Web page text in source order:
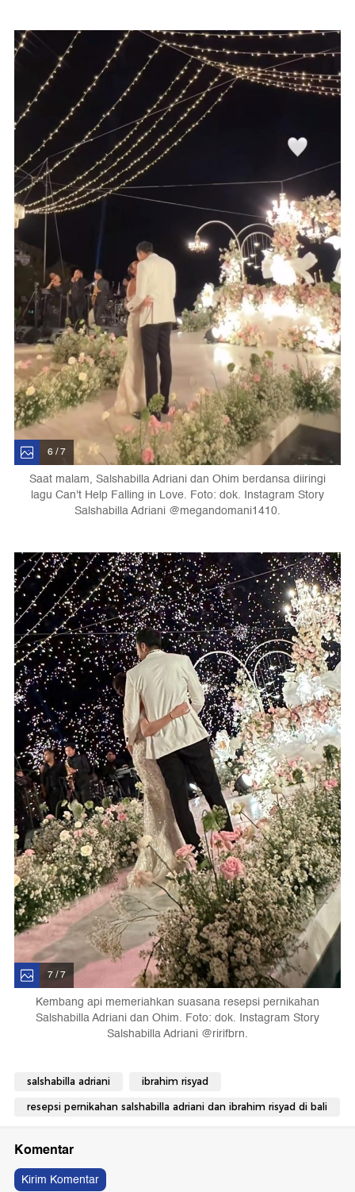
6 / 7
Saat malam, Salshabilla Adriani dan Ohim berdansa diiringi
lagu Can't Help Falling in Love. Foto: dok. Instagram Story
Salshabilla Adriani @megandomani1410.
7 / 7
Kembang api memeriahkan suasana resepsi pernikahan
Salshabilla Adriani dan Ohim. Foto: dok. Instagram Story
Salshabilla Adriani @ririfbrn.
salshabilla adriani ibrahim risyad
resepsi pernikahan salshabilla adriani dan ibrahim risyad di bali
Komentar
Kirim Komentar